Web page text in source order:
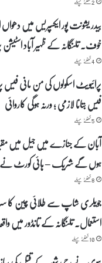
بیدر یشونت پور ایکسپریس میں
خوف۔ تلنگانہ کے ظہیر آباد اسٹیشن
4 گھنٹے پہلے
پرائیویٹ اسکولوں کی من مانی
فیس بتانا لازمی ؛ ورنہ ہوگی کاروائی
5 گھنٹے پہلے
آبان کے جنازے میں جیل میں
ہوں گے شریک – ہائی کورٹ
8 گھنٹے پہلے
جویلری شاپ سے طلائی چین کا
استعمال۔ تلنگانہ کے تانڈور میں
10 گھنٹے پہلے